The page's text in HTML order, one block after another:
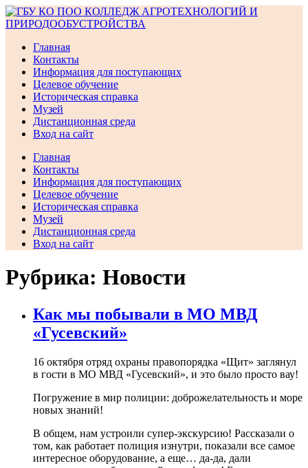
Перейти
к
Главная
Контакты
Информация для поступающих
Целевое обучение
Историческая справка
Музей
Дистанционная среда
Вход на сайт
Главная
Контакты
Информация для поступающих
Целевое обучение
Историческая справка
Музей
Дистанционная среда
Вход на сайт
Рубрика: Новости
Как мы побывали в МО МВД
«Гусевский»
16 октября отряд охраны правопорядка «Щит» заглянул
в гости в МО МВД «Гусевский», и это было просто вау!
Погружение в мир полиции: доброжелательность и море
новых знаний!
В общем, нам устроили супер-экскурсию! Рассказали о
том, как работает полиция изнутри, показали все самое
интересное оборудование, а еще… да-да, дали